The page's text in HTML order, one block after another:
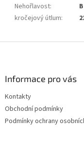
Nehořlavost:
kročejový útlum:
Informace pro vás
Kontakty
Obchodní podmínky
Podmínky ochrany